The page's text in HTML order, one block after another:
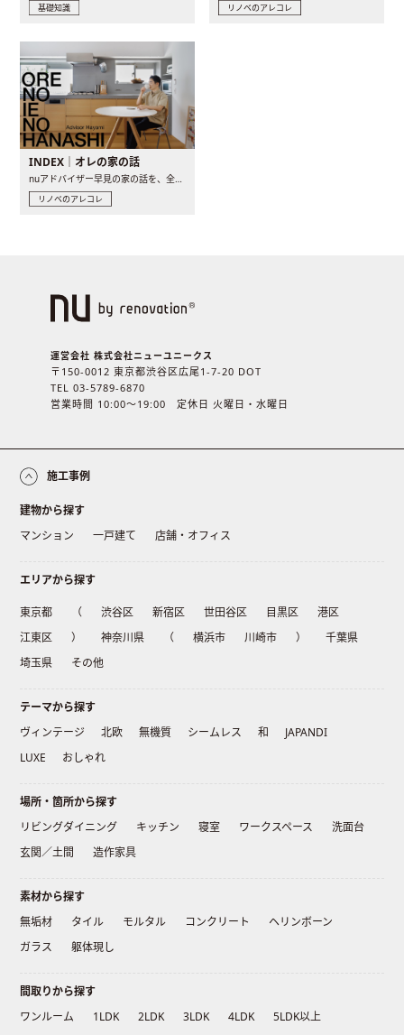
基礎知識 リノベのアレコレ
INDEX｜オレの家の話
nuアドバイザー早見の家の話を、全4話でお届け。リノベーションを..
リノベのアレコレ
運営会社 株式会社ニューユニークス
〒150-0012 東京都渋谷区広尾1-7-20 DOT
TEL 03-5789-6870
営業時間 10:00〜19:00 定休日 火曜日・水曜日
施工事例
建物から探す
マンション
一戸建て 店舗・オフィス
エリアから探す
東京都 （ 渋谷区 新宿区 世田谷区 目黒区
港区
江東区
） 神奈川県 （ 横浜市 川崎市 ）
千葉県
埼玉県
その他
テーマから探す
ヴィンテージ
北欧 無機質 シームレス 和
JAPANDI
LUXE
おしゃれ
場所・箇所から探す
リビングダイニング
キッチン 寝室 ワークスペース
洗面台
玄関／土間
造作家具
素材から探す
無垢材
タイル モルタル コンクリート
ヘリンボーン
ガラス
躯体現し
間取りから探す
ワンルーム
1LDK 2LDK 3LDK 4LDK 5LDK以上